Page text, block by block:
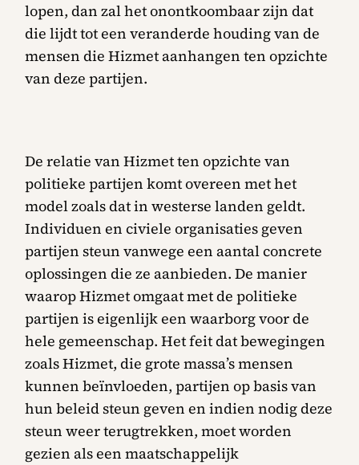
lopen, dan zal het onontkoombaar zijn dat
die lijdt tot een veranderde houding van de
mensen die Hizmet aanhangen ten opzichte
van deze partijen.
De relatie van Hizmet ten opzichte van
politieke partijen komt overeen met het
model zoals dat in westerse landen geldt.
Individuen en civiele organisaties geven
partijen steun vanwege een aantal concrete
oplossingen die ze aanbieden. De manier
waarop Hizmet omgaat met de politieke
partijen is eigenlijk een waarborg voor de
hele gemeenschap. Het feit dat bewegingen
zoals Hizmet, die grote massa’s mensen
kunnen beïnvloeden, partijen op basis van
hun beleid steun geven en indien nodig deze
steun weer terugtrekken, moet worden
gezien als een maatschappelijk